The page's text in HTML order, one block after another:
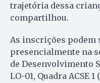
trajetória dessa
compartilhou.
As inscrições podem
presencialmente na
de Desenvolvimento
LO-01, Quadra ACSE